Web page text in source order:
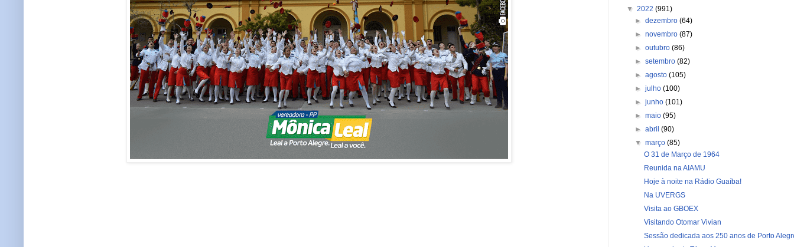
▼ 2022 (991)
►dezembro(64)
►novembro(87)
►outubro(86)
►setembro(82)
►agosto(105)
►julho(100)
►junho(101)
►maio(95)
►abril(90)
▼março(85)
O 31 de Março de 1964
Reunida na AIAMU
Hoje à noite na Rádio Guaíba!
Na UVERGS
Visita ao GBOEX
Visitando Otomar Vivian
Sessão dedicada aos 250 anos de Porto